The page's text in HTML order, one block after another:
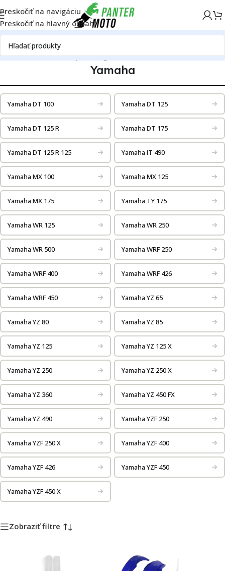
Preskočiť na navigáciu
Preskočiť na hlavný obsah
DomovNáhradné dielyKatalóg motoriekYamaha
Yamaha
Yamaha DT 100 Yamaha DT 125
Yamaha DT 125 R Yamaha DT 175
Yamaha DT 125 R 125 Yamaha IT 490
Yamaha MX 100 Yamaha MX 125
Yamaha MX 175 Yamaha TY 175
Yamaha WR 125 Yamaha WR 250
Yamaha WR 500 Yamaha WRF 250
Yamaha WRF 400 Yamaha WRF 426
Yamaha WRF 450 Yamaha YZ 65
Yamaha YZ 80 Yamaha YZ 85
Yamaha YZ 125 Yamaha YZ 125 X
Yamaha YZ 250 Yamaha YZ 250 X
Yamaha YZ 360 Yamaha YZ 450 FX
Yamaha YZ 490 Yamaha YZF 250
Yamaha YZF 250 X Yamaha YZF 400
Yamaha YZF 426 Yamaha YZF 450
Yamaha YZF 450 X
Zobraziť filtre